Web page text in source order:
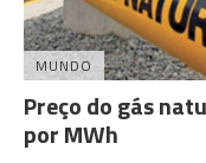
MUNDO
Preço do gás
por MWh